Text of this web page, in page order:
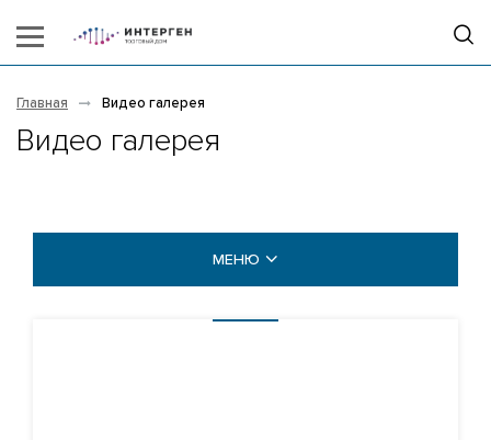
Главная Видео галерея
Видео галерея
МЕНЮ